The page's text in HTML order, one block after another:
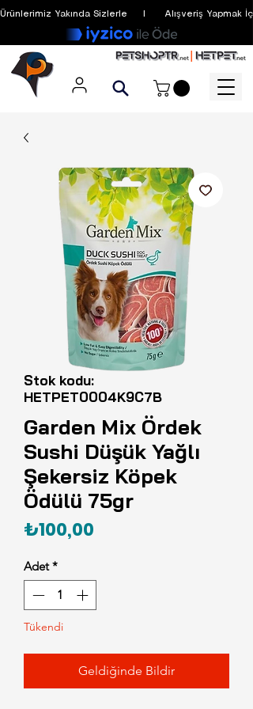
Ürünlerimiz Yakında Sizlerle     I      Alışveriş
Stok kodu:
HETPET0004K9C7B
Garden Mix Ördek
Sushi Düşük Yağlı
Şekersiz Köpek
Ödülü 75gr
₺100,00
Adet *
Tükendi
Geldiğinde Bildir